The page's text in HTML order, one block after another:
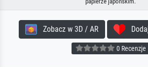
Zobacz w 3D / AR
0 Recenzje